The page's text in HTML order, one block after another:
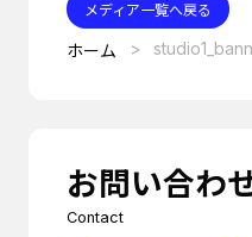
メディア一覧へ戻る
ホーム
お問い合わ
Contact